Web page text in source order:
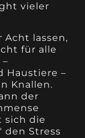
vieler
lassen,
für alle
Haustiere –
Knallen.
der
sich die
den Stress